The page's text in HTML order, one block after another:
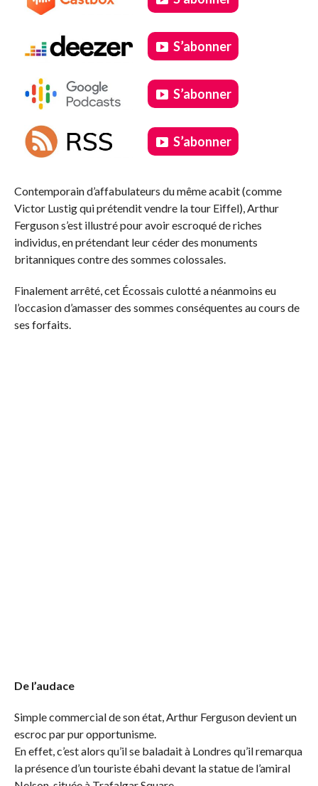
S’abonner
S’abonner
S’abonner
Contemporain d’affabulateurs du même acabit (comme
Victor Lustig qui prétendit vendre la tour Eiffel), Arthur
Ferguson s’est illustré pour avoir escroqué de riches
individus, en prétendant leur céder des monuments
britanniques contre des sommes colossales.
Finalement arrêté, cet Écossais culotté a néanmoins eu
l’occasion d’amasser des sommes conséquentes au cours de
ses forfaits.
De l’audace
Simple commercial de son état, Arthur Ferguson devient un
escroc par pur opportunisme.
En effet, c’est alors qu’il se baladait à Londres qu’il remarqua
la présence d’un touriste ébahi devant la statue de l’amiral